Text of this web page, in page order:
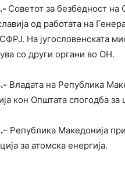
Советот за безбедност на
од работата на
На југословенската
со други органи во ОН.
Владата на Република
кон Општата спогодба за
– Република Македонија
за атомска енергија.